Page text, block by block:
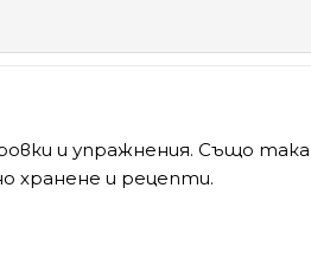
и упражнения. Също
хранене и рецепти.